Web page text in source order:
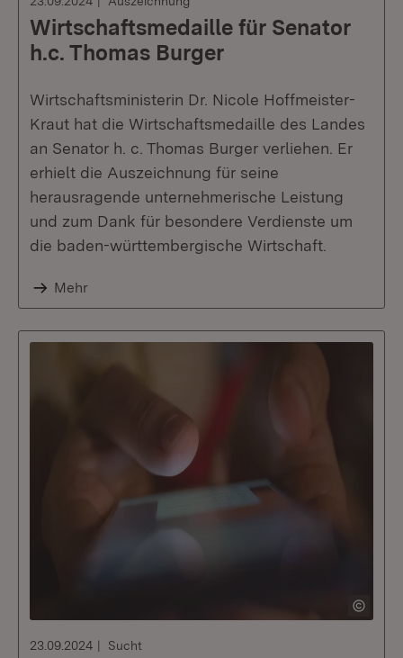
Wirtschaftsmedaille für Senator
h.c. Thomas Burger
Wirtschaftsministerin Dr. Nicole Hoffmeister-
Kraut hat die Wirtschaftsmedaille des Landes
an Senator h. c. Thomas Burger verliehen. Er
erhielt die Auszeichnung für seine
herausragende unternehmerische Leistung
und zum Dank für besondere Verdienste um
die baden-württembergische Wirtschaft.
Mehr
23.09.2024 Sucht